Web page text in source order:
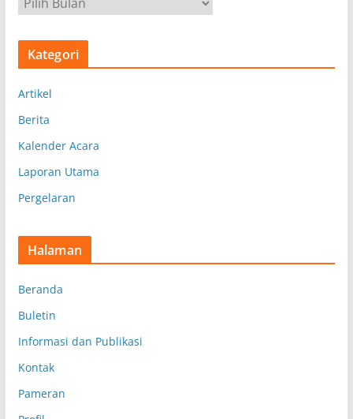
r
s
Kategori
Artikel
Berita
Kalender Acara
Laporan Utama
Pergelaran
Halaman
Beranda
Buletin
Informasi dan Publikasi
Kontak
Pameran